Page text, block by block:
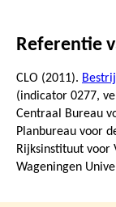
Referentie
CLO (2011).
(indicator 0277,
Centraal Bureau
Planbureau voor
Rijksinstituut voor
Wageningen